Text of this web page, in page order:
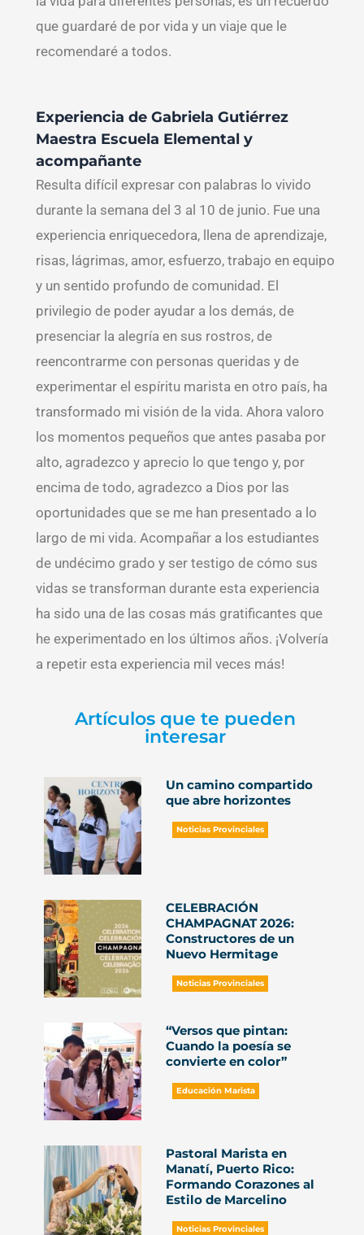
que guardaré de por vida y un viaje que le
recomendaré a todos.
Experiencia de Gabriela Gutiérrez
Maestra Escuela Elemental y
acompañante
Resulta difícil expresar con palabras lo vivido
durante la semana del 3 al 10 de junio. Fue una
experiencia enriquecedora, llena de aprendizaje,
risas, lágrimas, amor, esfuerzo, trabajo en equipo
y un sentido profundo de comunidad. El
privilegio de poder ayudar a los demás, de
presenciar la alegría en sus rostros, de
reencontrarme con personas queridas y de
experimentar el espíritu marista en otro país, ha
transformado mi visión de la vida. Ahora valoro
los momentos pequeños que antes pasaba por
alto, agradezco y aprecio lo que tengo y, por
encima de todo, agradezco a Dios por las
oportunidades que se me han presentado a lo
largo de mi vida. Acompañar a los estudiantes
de undécimo grado y ser testigo de cómo sus
vidas se transforman durante esta experiencia
ha sido una de las cosas más gratificantes que
he experimentado en los últimos años. ¡Volvería
a repetir esta experiencia mil veces más!
Artículos que te pueden
interesar
Un camino compartido
que abre horizontes
Noticias Provinciales
CELEBRACIÓN
CHAMPAGNAT 2026:
Constructores de un
Nuevo Hermitage
Noticias Provinciales
“Versos que pintan:
Cuando la poesía se
convierte en color”
Educación Marista
Pastoral Marista en
Manatí, Puerto Rico:
Formando Corazones al
Estilo de Marcelino
Noticias Provinciales